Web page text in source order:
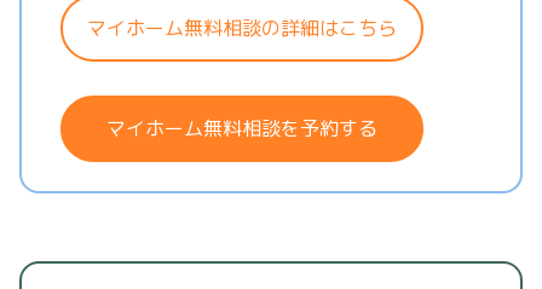
マイホーム無料相談の詳細はこちら
マイホーム無料相談を予約する